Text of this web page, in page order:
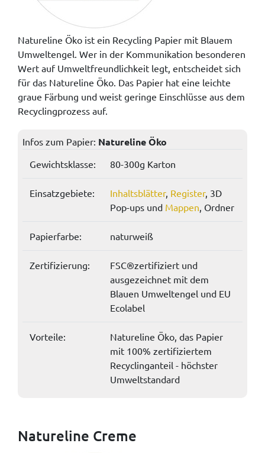
Natureline Öko ist ein Recycling Papier mit Blauem
Umweltengel. Wer in der Kommunikation besonderen
Wert auf Umweltfreundlichkeit legt, entscheidet sich
für das Natureline Öko. Das Papier hat eine leichte
graue Färbung und weist geringe Einschlüsse aus dem
Recyclingprozess auf.
Infos zum Papier: Natureline Öko
Gewichtsklasse: 80-300g Karton
Einsatzgebiete: Inhaltsblätter, Register, 3D
Pop-ups und Mappen , Ordner
Papierfarbe: naturweiß
Zertifizierung:
FSC®zertifiziert und
ausgezeichnet mit dem
Blauen Umweltengel und EU
Ecolabel
Vorteile:
Natureline Öko, das Papier
mit 100% zertifiziertem
Recyclinganteil - höchster
Umweltstandard
Natureline Creme